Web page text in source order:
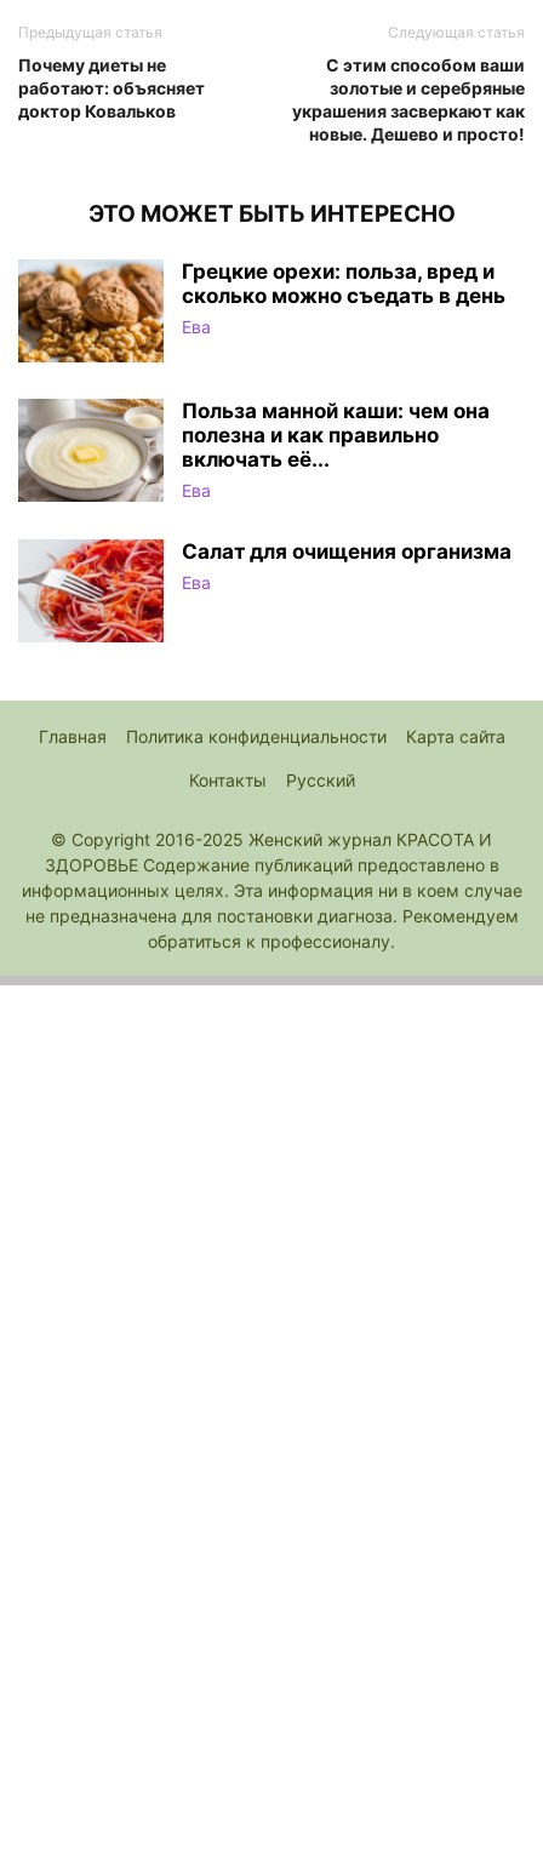
Предыдущая статья
Почему диеты не
работают: объясняет
доктор Ковальков
Следующая статья
С этим способом ваши
золотые и серебряные
украшения засверкают как
новые. Дешево и просто!
ЭТО МОЖЕТ БЫТЬ ИНТЕРЕСНО
Грецкие орехи: польза, вред и
сколько можно съедать в день
Ева
Польза манной каши: чем она
полезна и как правильно
включать её...
Ева
Салат для очищения организма
Ева
Главная Политика конфиденциальности Карта сайта
Контакты Русский
© Copyright 2016-2025 Женский журнал КРАСОТА И
ЗДОРОВЬЕ Содержание публикаций предоставлено в
информационных целях. Эта информация ни в коем случае
не предназначена для постановки диагноза. Рекомендуем
обратиться к профессионалу.